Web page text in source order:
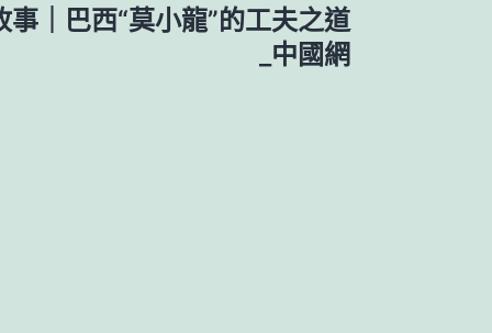
事｜巴西“莫小龍”的工夫之道
_中國網